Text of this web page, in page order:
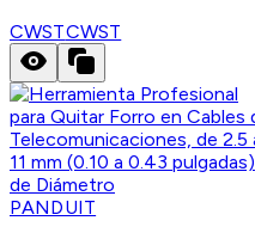
CWSTCWST
PANDUIT